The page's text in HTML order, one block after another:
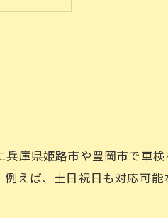
法
る
庫県姫路市や豊岡市で車
えば、土日祝日も対応可